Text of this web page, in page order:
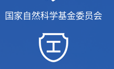
国家自然科学基金委员会